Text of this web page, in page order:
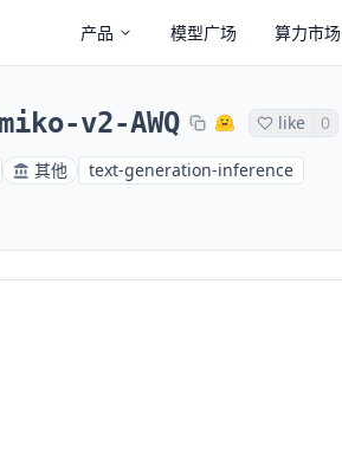
产品 模型广场 算力市场
v2-AWQ like 0
其他 text-generation-inference